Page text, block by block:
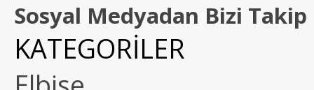
Sosyal Medyadan Bizi Takip
KATEGORİLER